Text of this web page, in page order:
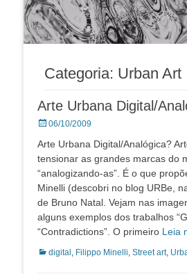
Categoria: Urban Art
Arte Urbana Digital/
Posted
06/10/2009
Arte Urbana Digital/Analógica?
tensionar as grandes marcas do
“analogizando-as”. É o que
Minelli (descobri no blog URBe,
de Bruno Natal. Vejam nas
alguns exemplos dos trabalhos
“Contradictions”. O primeiro Leia
Categorias:
digital , Filippo Minelli, Street art,